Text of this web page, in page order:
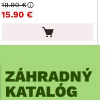
min.
max.
15.90 €
19.90 €